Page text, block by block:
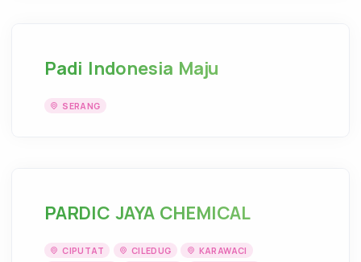
Padi Indonesia Maju
SERANG
PARDIC JAYA CHEMICAL
CIPUTAT CILEDUG
KARAWACI